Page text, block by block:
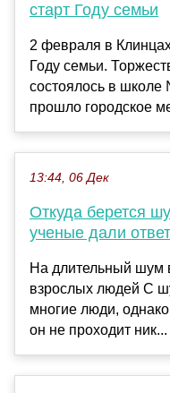
старт Году семьи
2 февраля в
Году семьи.
состоялось в
прошло городское
13:44, 06 Дек
Откуда берется
ученые дали ответ
На длительный шум
взрослых людей С
многие люди,
он не проходит ник...